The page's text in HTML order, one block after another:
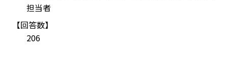
担当者
【回答数】
206